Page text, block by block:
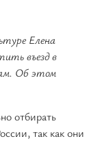
Елена
въезд в
Об этом
отбирать
так как они